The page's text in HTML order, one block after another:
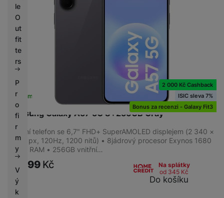
le
O
ut
fit
te
rs
P
r
o
fi
r
m
y
V
ý
k
Samsung Galaxy A57 5G 8+256GB Gray
Skladem na 8 prodejnách
2 000 Kč Cashback
ISIC sleva 7%
Bonus za recenzi - Galaxy Fit3
Mobilní telefon se 6,7" FHD+ SuperAMOLED displejem (2 340 ×
1 080 px, 120Hz, 1200 nitů) • 8jádrový procesor Exynos 1680
• 8GB RAM • 256GB vnitřní…
13 399 Kč
Na splátky
od 345 Kč
Do košíku